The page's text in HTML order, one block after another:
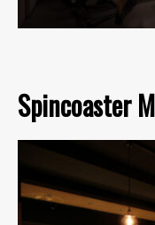
Spincoaster